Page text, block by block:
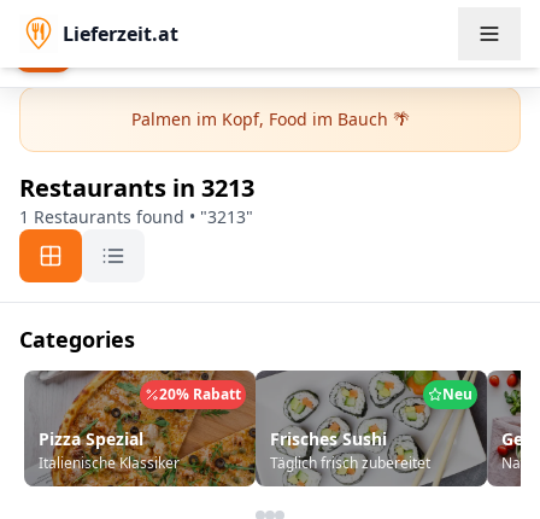
Lieferzeit.at App
Lieferzeit.at
Palmen im Kopf, Food im Bauch 🌴
Restaurants in 3213
1 Restaurants found • "3213"
Categories
20% Rabatt
Pizza Spezial
Italienische Klassiker
Neu
Frisches Sushi
Täglich frisch zubereitet